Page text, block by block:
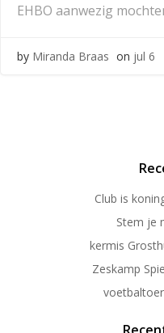
EHBO aanwezig
by Miranda Braas on jul 6
Club is
Stem je
kermis
Zeskamp